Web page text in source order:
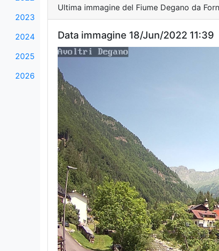
2023
2024
2025
2026
Ultima immagine del Fiume Degano da
Data immagine 18/Jun/2022 11:39